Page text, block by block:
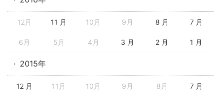
12月 11 月 10月 9月 8 月 7 月
6月 5月 4月 3 月 2 月 1 月
2015年
12 月 11月 10月 9月 8月 7 月